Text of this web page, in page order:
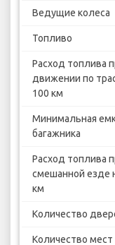
Ведущие колеса
Топливо
Расход топлива
движении по
100 км
Минимальная
багажника
Расход топлива
смешанной езде
км
Количество
Количество мест